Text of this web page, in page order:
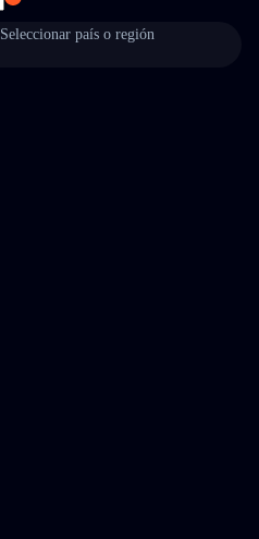
Seleccionar país o región